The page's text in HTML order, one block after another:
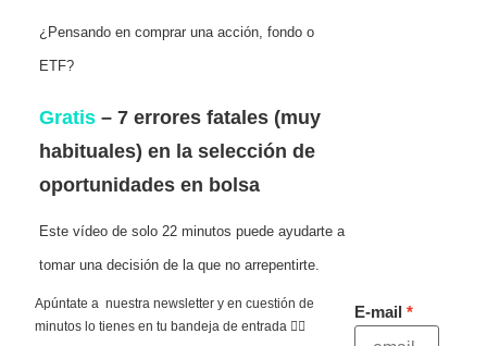
¿Pensando en comprar una acción, fondo o
ETF?
Gratis – 7 errores fatales (muy
habituales) en la selección de
oportunidades en bolsa
Este vídeo de solo 22 minutos puede ayudarte a
tomar una decisión de la que no arrepentirte.
Apúntate a nuestra newsletter y en cuestión de
minutos lo tienes en tu bandeja de entrada 👇🏻
E-mail